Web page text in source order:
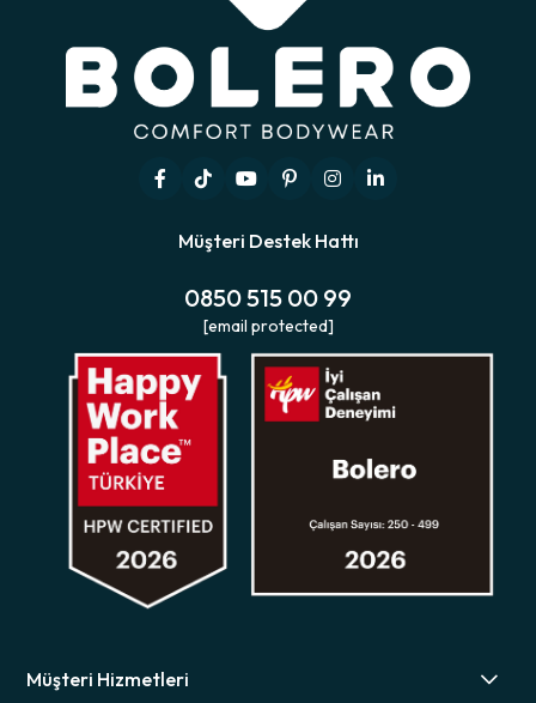
Müşteri Destek Hattı
0850 515 00 99
[email protected]
Müşteri Hizmetleri